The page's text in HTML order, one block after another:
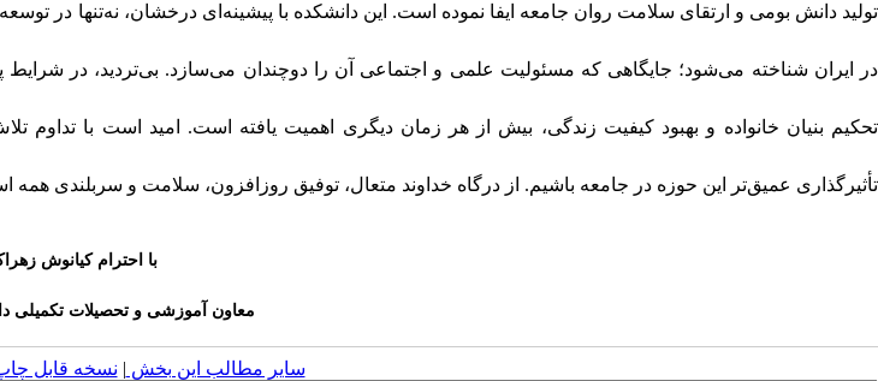
تولید دانش بومی و ارتقای سلامت روان جامعه ایفا نموده است. این دانشکده با پیشینه‌ای درخشان، نه‌تنها در
در ایران شناخته می‌شود؛ جایگاهی که مسئولیت علمی و اجتماعی آن را دوچندان می‌سازد. بی‌تردید، در
تحکیم بنیان خانواده و بهبود کیفیت زندگی، بیش از هر زمان دیگری اهمیت یافته است. امید است با
تأثیرگذاری عمیق‌تر این حوزه در جامعه باشیم. از درگاه خداوند متعال، توفیق روزافزون، سلامت و سربلندی
با احترام کیانوش
معاون آموزشی و تحصیلات تکمیلی
سایر مطالب این بخش | نسخه قابل